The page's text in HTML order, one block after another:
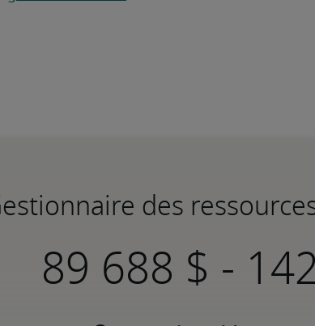
des
-